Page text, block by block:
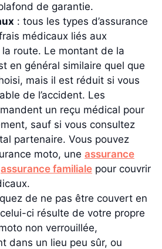
de garantie.
: tous les types d’assurance
médicaux liés aux
route. Le montant de la
en général similaire quel que
mais il est réduit si vous
de l’accident. Les
un reçu médical pour
sauf si vous consultez
partenaire. Vous pouvez
moto, une assurance
assurance familiale pour couvrir
de ne pas être couvert en
ci résulte de votre propre
non verrouillée,
dans un lieu peu sûr, ou